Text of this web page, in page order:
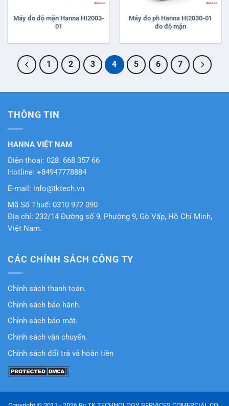
Máy đo độ mặn Hanna HI2003-
01
Máy đo ph Hanna HI2030-01
đo độ mặn
1 2 3 4 5 6 7
THÔNG TIN
HANNA VIỆT NAM
Điện thoại: 028. 668 357 66
Hotline: +84947778884
E-mail: info@tktech.vn
Mã Số Thuế: 0310 972 090
Địa chỉ: 232/14 Đường số 9, Phường 9, Gò Vấp, Hồ Chí Minh,
Việt Nam.
CÁC CHÍNH SÁCH CÔNG TY
Chính sách thanh toán.
Chính sách bảo hành.
Chỉnh sách bảo mật.
Chính sách vận chuyển.
Chính sách đổi trả và hoàn tiền